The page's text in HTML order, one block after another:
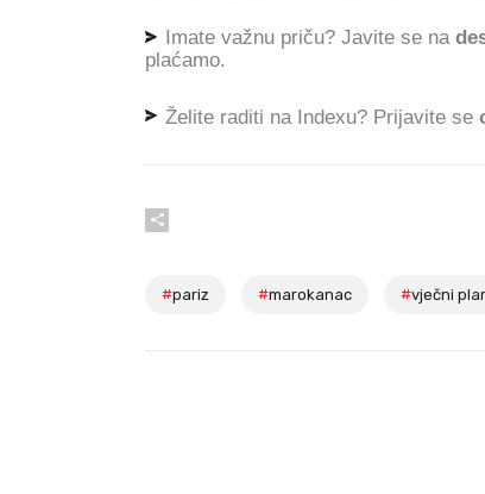
Imate važnu priču? Javite se na
plaćamo.
Želite raditi na Indexu? Prijavite se
#pariz #marokanac #vječni